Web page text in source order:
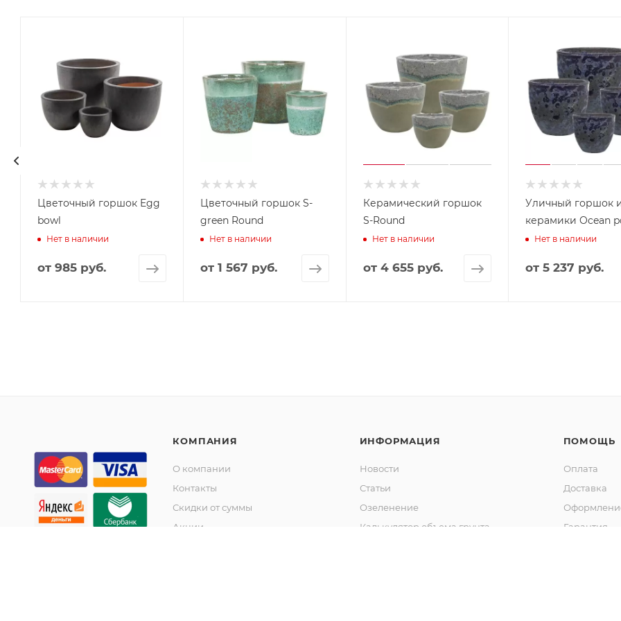
Цветочный горшок Egg
bowl
Нет в наличии
от 985 руб.
Цветочный горшок S-
green Round
Нет в наличии
от 1 567 руб.
Керамический горшок
S-Round
Нет в наличии
от 4 655 руб.
Уличный горшок
керамики Ocean
Нет в наличии
от5 237 руб.
КОМПАНИЯ
О компании
Контакты
Скидки от суммы
Акции
ИНФОРМАЦИЯ
Новости
Статьи
Озеленение
Калькулятор объема грунта
ПОМОЩЬ
Оплата
Доставка
Гарантия